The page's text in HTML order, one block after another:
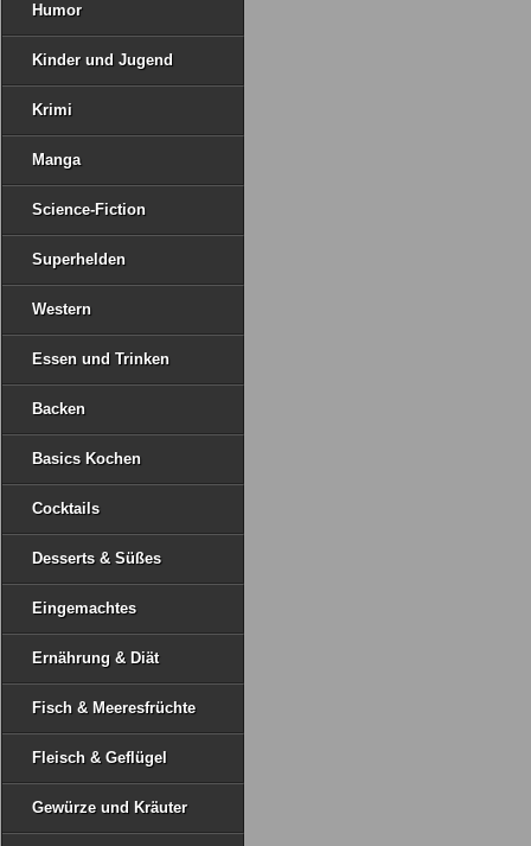
Humor
Kinder und Jugend
Krimi
Manga
Science-Fiction
Superhelden
Western
Essen und Trinken
Backen
Basics Kochen
Cocktails
Desserts & Süßes
Eingemachtes
Ernährung & Diät
Fisch & Meeresfrüchte
Fleisch & Geflügel
Gewürze und Kräuter